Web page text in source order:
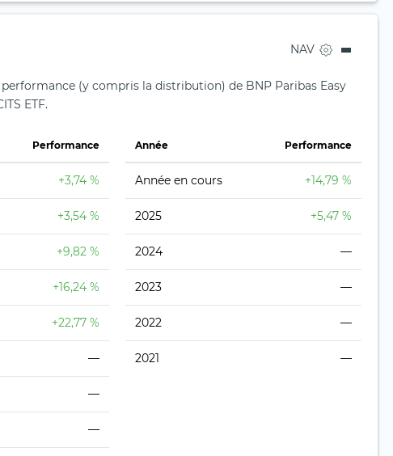
NAV
(y compris la distribution) de BNP Paribas Easy
ETF.
Performance
+3,74 %
+3,54 %
+9,82 %
+16,24 %
+22,77 %
—
—
—
Année Performance
Année en cours +14,79 %
2025 +5,47 %
2024 —
2023 —
2022 —
2021 —